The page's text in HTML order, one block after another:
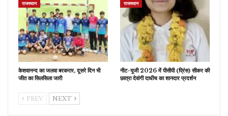
राजस्थान
केशवानन्द का जलवा बरकरार, दूसरे दिन भी
जीत का सिलसिला जारी
राजस्थान
नीट-यूजी 2026 में पीसीपी (प्रिंस) सीकर की
छात्रा देवांगी दाधीच का शानदार प्रदर्शन
PREV NEXT